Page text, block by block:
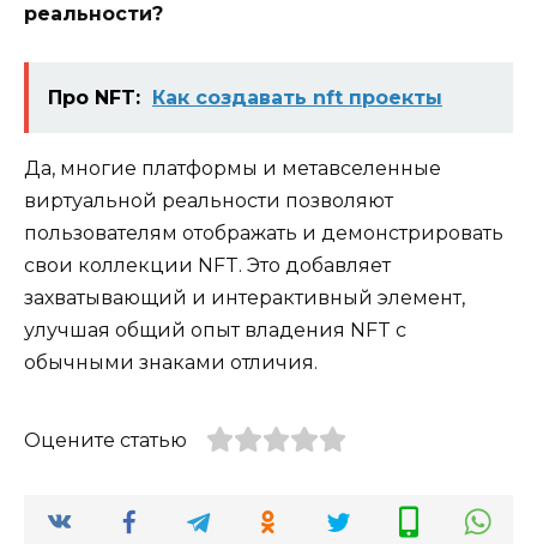
реальности?
Про NFT: Как создавать nft проекты
Да, многие платформы и метавселенные
виртуальной реальности позволяют
пользователям отображать и демонстрировать
свои коллекции NFT. Это добавляет
захватывающий и интерактивный элемент,
улучшая общий опыт владения NFT с
обычными знаками отличия.
Оцените статью